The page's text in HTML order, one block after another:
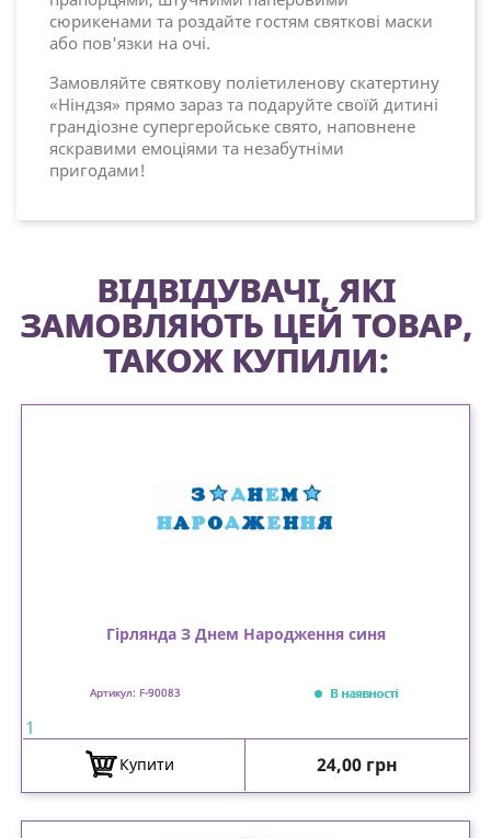
сюрикенами та роздайте гостям святкові маски
або пов'язки на очі.
Замовляйте святкову поліетиленову скатертину
«Ніндзя» прямо зараз та подаруйте своїй дитині
грандіозне супергеройське свято, наповнене
яскравими емоціями та незабутніми
пригодами!
ВІДВІДУВАЧІ, ЯКІ
ЗАМОВЛЯЮТЬ ЦЕЙ ТОВАР,
ТАКОЖ КУПИЛИ:
Гірлянда З Днем Народження синя
Артикул: F-90083 В наявності
1
Купити Ціна
24,00 грн